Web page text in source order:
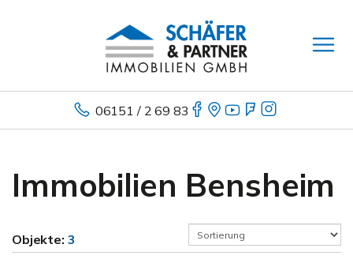
06151 / 2 69 83
Immobilien Bensheim
Objekte: 3